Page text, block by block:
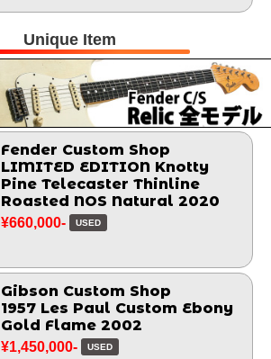
Unique Item
Fender Custom Shop
LIMITED EDITION Knotty
Pine Telecaster Thinline
Roasted NOS Natural 2020
¥660,000- USED
Gibson Custom Shop
1957 Les Paul Custom Ebony
Gold Flame 2002
¥1,450,000- USED